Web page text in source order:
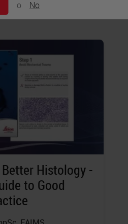
o No
Histology -
to Good